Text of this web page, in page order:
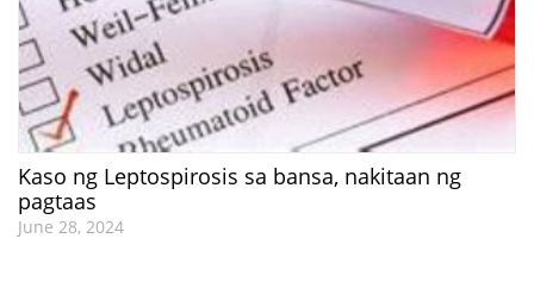
Kaso ng Leptospirosis sa bansa, nakitaan ng
pagtaas
June 28, 2024